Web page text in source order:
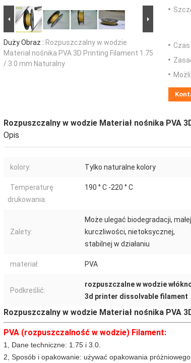
Duży Obraz : Rozpuszczalny w wodzie
Materiał nośnika PVA 3D Printing Filament 1.75
/ 3.0 mm Naturalny
Rozpuszczalny w wodzie Materiał nośnika PVA
Opis
kolory: Tylko naturalne kolory
Temperaturę
drukowania:
190 ° C -220 ° C
Zalety:
Może ulegać biodegradacji, małej
kurczliwości, nietoksycznej,
stabilnej w działaniu
materiał: PVA
Podkreślić:
rozpuszczalne w wodzie
3d printer dissolvable filament
Rozpuszczalny w wodzie Materiał nośnika PVA
PVA (rozpuszczalność w wodzie) Filament:
1, Dane techniczne: 1.75 i 3.0.
2, Sposób i opakowanie: używać opakowania